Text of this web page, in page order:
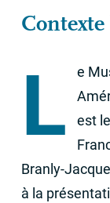
fait
L
e
est
Branly-
à la